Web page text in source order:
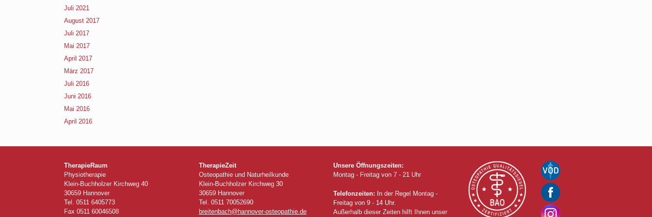
Juli 2021
August 2017
Juli 2017
Mai 2017
April 2017
März 2017
Juli 2016
Juni 2016
Mai 2016
April 2016
TherapieRaum
Physiotherapie
Klein-Buchholzer Kirchweg 40
30659 Hannover
Tel. 0511 6405773
Fax 0511 60046508
TherapieZeit
Osteopathie und Naturheilkunde
Klein-Buchholzer Kirchweg 30
30659 Hannover
Tel. 0511 70052690
breitenbach@hannover-osteopathie.de
Unsere Öffnungszeiten:
Montag - Freitag von 7 - 21 Uhr
Telefonzeiten: In der Regel Montag -
Freitag von 9 - 14 Uhr.
Außerhalb dieser Zeiten hilft Ihnen unser